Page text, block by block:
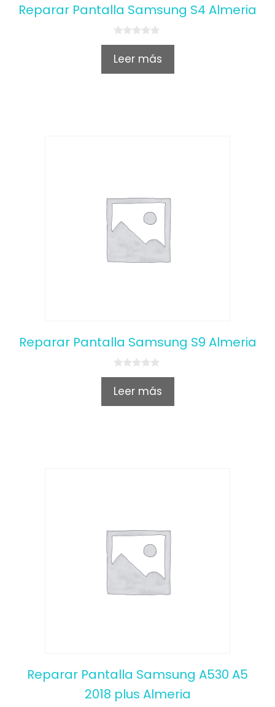
Reparar Pantalla Samsung S4 Almeria
0
u
Leer más
Reparar Pantalla Samsung S9 Almeria
0
u
Leer más
Reparar Pantalla Samsung A530 A5
2018 plus Almeria